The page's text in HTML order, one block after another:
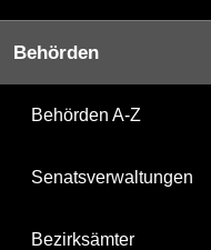
Behörden
Behörden A-Z
Senatsverwaltungen
Bezirksämter